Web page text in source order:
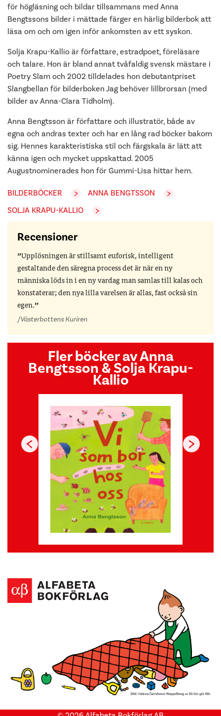
för högläsning och bildar tillsammans med Anna
Bengtssons bilder i mättade färger en härlig bilderbok att
läsa om och om igen inför ankomsten av ett syskon.
Solja Krapu-Kallio är författare, estradpoet, föreläsare
och talare. Hon är bland annat tvåfaldig svensk mästare i
Poetry Slam och 2002 tilldelades hon debutantpriset
Slangbellan för bilderboken Jag behöver lillbrorsan (med
bilder av Anna-Clara Tidholm).
Anna Bengtsson är författare och illustratör, både av
egna och andras texter och har en lång rad böcker bakom
sig. Hennes karakteristiska stil och färgskala är lätt att
känna igen och mycket uppskattad. 2005
Augustnominerades hon för Gummi-Lisa hittar hem.
BILDERBÖCKER
ANNA BENGTSSON
SOLJA KRAPU-KALLIO
Recensioner
Upplösningen är stillsamt euforisk, intelligent
gestaltande den säregna process det är när en ny
människa löds in i en ny vardag man samlas till kalas och
konstaterar; den nya lilla varelsen är allas, fast också sin
egen.
/Västerbottens Kuriren
Fler böcker av Anna
Bengtsson & Solja Krapu-
Kallio